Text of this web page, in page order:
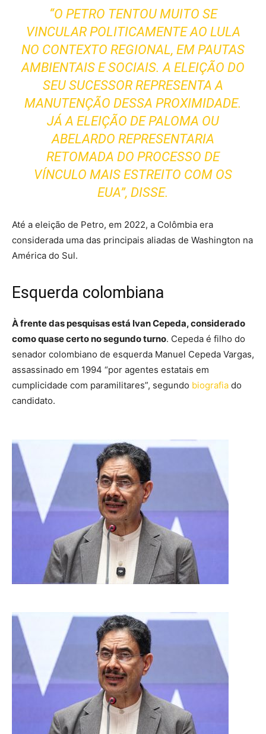
“O PETRO TENTOU MUITO SE
VINCULAR POLITICAMENTE AO LULA
NO CONTEXTO REGIONAL, EM PAUTAS
AMBIENTAIS E SOCIAIS. A ELEIÇÃO DO
SEU SUCESSOR REPRESENTA A
MANUTENÇÃO DESSA PROXIMIDADE.
JÁ A ELEIÇÃO DE PALOMA OU
ABELARDO REPRESENTARIA
RETOMADA DO PROCESSO DE
VÍNCULO MAIS ESTREITO COM OS
EUA”, DISSE.
Até a eleição de Petro, em 2022, a Colômbia era
considerada uma das principais aliadas de Washington na
América do Sul.
Esquerda colombiana
À frente das pesquisas está Ivan Cepeda, considerado
como quase certo no segundo turno. Cepeda é filho do
senador colombiano de esquerda Manuel Cepeda Vargas,
assassinado em 1994 “por agentes estatais em
cumplicidade com paramilitares”, segundo biografia do
candidato.